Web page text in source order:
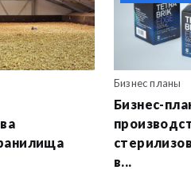
Бизнес планы
Бизнес-
в...